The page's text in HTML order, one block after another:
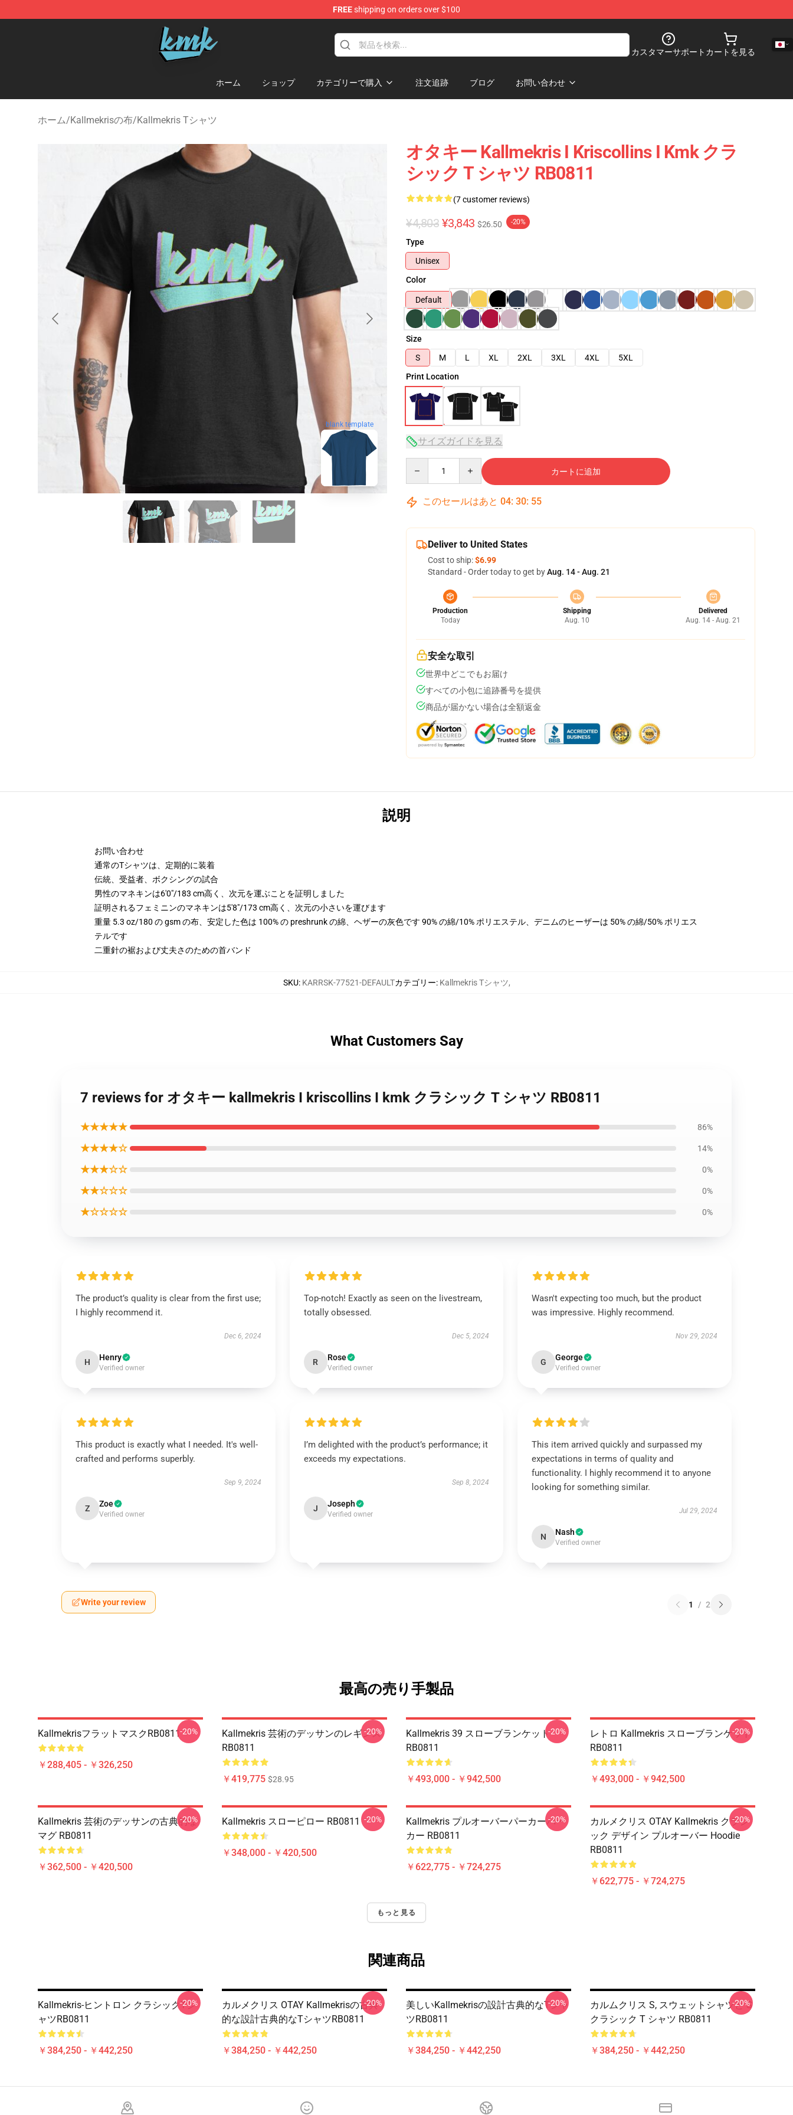
FREEshipping on orders over $100
KallMeKris Store - Official KallMeKris Merchandise Shop
カスタマーサポート カートを見る
ホーム ショップ カテゴリーで購入 注文追跡 ブログ お問い合わせ
ホーム/Kallmekrisの布/Kallmekris Tシャツ
blank template
オタキー Kallmekris I Kriscollins I Kmk クラ
シック T シャツ RB0811
(7 customer reviews)
¥4,803 ¥3,843 $26.50 -20%
Type
Unisex
Color
Default
Size
S
M L XL 2XL 3XL 4XL
5XL
Print Location
サイズガイドを見る
カートに追加
このセールはあと 04: 30: 53
Deliver to United States
Cost to ship:$6.99
Standard - Order today to get byAug. 14 - Aug. 21
Production
Today
Shipping
Aug. 10
Delivered
Aug. 14 - Aug. 21
安全な取引
世界中どこでもお届け
すべての小包に追跡番号を提供
商品が届かない場合は全額返金
説明
お問い合わせ
通常のTシャツは、定期的に装着
伝統、受益者、ボクシングの試合
男性のマネキンは6'0"/183 cm高く、次元を運ぶことを証明しました
証明されるフェミニンのマネキンは5'8"/173 cm高く、次元の小さいを運びます
重量 5.3 oz/180 の gsm の布、安定した色は 100% の preshrunk の綿、ヘザーの灰色です 90% の綿/10% ポリエステル、デニムのヒーザーは 50% の綿/50% ポリエス
テルです
二重針の裾および丈夫さのための首バンド
SKU: KARRSK-77521-DEFAULTカテゴリー: Kallmekris Tシャツ,
What Customers Say
7 reviews for オタキー kallmekris I kriscollins I kmk クラシック T シャツ RB0811
★★★★★ 86%
★★★★☆ 14%
★★★☆☆ 0%
★★☆☆☆ 0%
★☆☆☆☆ 0%
The product’s quality is clear from the first use;
I highly recommend it.
Dec 6, 2024
H Henry
Verified owner
Top-notch! Exactly as seen on the livestream,
totally obsessed.
Dec 5, 2024
R Rose
Verified owner
Wasn't expecting too much, but the product
was impressive. Highly recommend.
Nov 29, 2024
G George
Verified owner
This product is exactly what I needed. It's well-
crafted and performs superbly.
Sep 9, 2024
Z Zoe
Verified owner
I’m delighted with the product’s performance; it
exceeds my expectations.
Sep 8, 2024
J Joseph
Verified owner
This item arrived quickly and surpassed my
expectations in terms of quality and
functionality. I highly recommend it to anyone
looking for something similar.
Jul 29, 2024
N Nash
Verified owner
Write your review 1 / 2
最高の売り手製品
KallmekrisフラットマスクRB0811
￥288,405 - ￥326,250
-20%
Kallmekris 芸術のデッサンのレギンス
RB0811
￥419,775 $28.95
-20%
Kallmekris 39 スローブランケット
RB0811
￥493,000 - ￥942,500
-20%
レトロ Kallmekris スローブランケット
RB0811
￥493,000 - ￥942,500
-20%
Kallmekris 芸術のデッサンの古典的な
マグ RB0811
￥362,500 - ￥420,500
-20% Kallmekris スローピロー RB0811
￥348,000 - ￥420,500
-20%
Kallmekris プルオーバーパーカーパー
カー RB0811
￥622,775 - ￥724,275
-20%
カルメクリス OTAY Kallmekris クラシ
ック デザイン プルオーバー Hoodie
RB0811
￥622,775 - ￥724,275
-20%
もっと見る
関連商品
Kallmekris-ヒントロン クラシックTシ
ャツRB0811
￥384,250 - ￥442,250
-20%
カルメクリス OTAY Kallmekrisの古典
的な設計古典的なTシャツRB0811
￥384,250 - ￥442,250
-20%
美しいKallmekrisの設計古典的なTシャ
ツRB0811
￥384,250 - ￥442,250
-20%
カルムクリス S, スウェットシャツと S
クラシック T シャツ RB0811
￥384,250 - ￥442,250
-20%